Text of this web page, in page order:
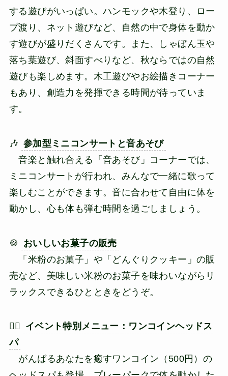
する遊びがいっぱい。ハンモックや木登り、ロー
プ渡り、ネット遊びなど、自然の中で身体を動か
す遊びが盛りだくさんです。また、しゃぼん玉や
落ち葉遊び、斜面すべりなど、秋ならではの自然
遊びも楽しめます。木工遊びやお絵描きコーナー
もあり、創造力を発揮できる時間が待っていま
す。
🎶 参加型ミニコンサートと音あそび
音楽と触れ合える「音あそび」コーナーでは、
ミニコンサートが行われ、みんなで一緒に歌って
楽しむことができます。音に合わせて自由に体を
動かし、心も体も弾む時間を過ごしましょう。
🍪
おいしいお菓子の販売
「米粉のお菓子」や「どんぐりクッキー」の販
売など、美味しい米粉のお菓子を味わいながらリ
ラックスできるひとときをどうぞ。
💆‍♀️
イベント特別メニュー：ワンコインヘッドス
パ
がんばるあなたを癒すワンコイン（500円）の